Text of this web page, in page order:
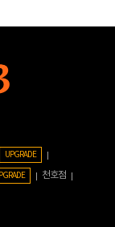
UPGRADE
천호점